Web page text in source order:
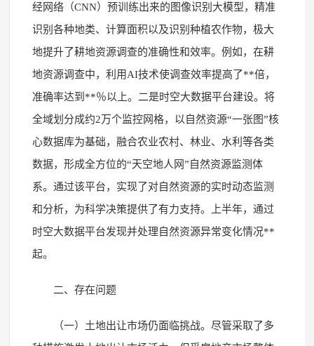
经网络（CNN）预训练出来的图像识别大模型，精准
识别各种地类、计算面积以及识别种植农作物，极大
地提升了耕地资源调查的准确性和效率。例如，在耕
地资源调查中，利用AI技术使调查效率提高了**倍，
准确率达到**％以上。二是时空大数据平台建设。将
全域划分成约2万个监控网格，以自然资源“一张图”核
心数据库为基础，融合农业农村、林业、水利等各类
数据，形成全方位的“天空地人网”自然资源监测体
系。通过该平台，实现了对自然资源的实时动态监测
和分析，为科学决策提供了有力支持。上半年，通过
时空大数据平台发现并处理自然资源异常变化情况**
起。
二、存在问题
（一）土地出让市场仍面临挑战。尽管采取了多